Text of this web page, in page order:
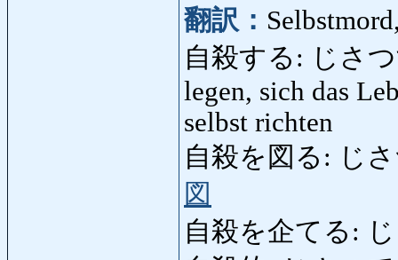
翻訳：
自殺する: じさつ
legen, sich das
selbst richten
自殺を図る: じ
図
自殺を企てる: